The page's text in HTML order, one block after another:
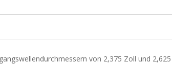
von 2,375 Zoll und